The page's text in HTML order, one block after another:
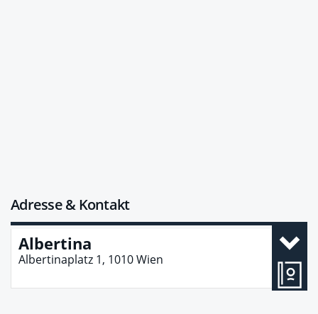
Adresse & Kontakt
Albertina
Albertinaplatz 1, 1010 Wien